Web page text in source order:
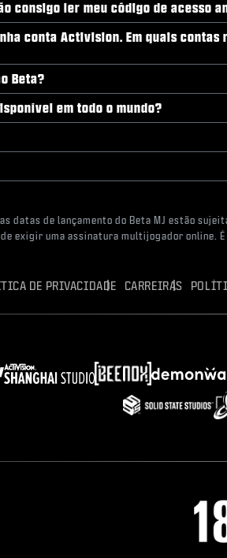
consigo ler meu código de acesso
conta Activision. Em quais
Beta?
em todo o mundo?
datas de lançamento do Beta MJ estão
exigir uma assinatura multijogador online.
DE PRIVACIDADE CARREIRAS